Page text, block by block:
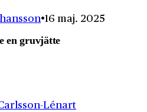
16 maj. 2025
en gruvjätte
Lénart